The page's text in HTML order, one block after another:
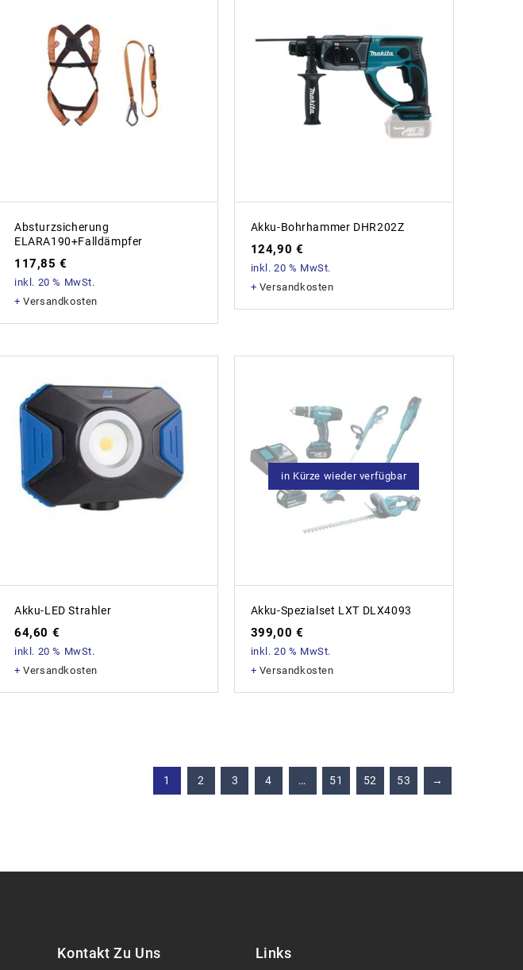
Absturzsicherung
ELARA190+Falldämpfer
117,85€
inkl. 20 % MwSt.
+Versandkosten
Akku-Bohrhammer DHR202Z
124,90 €
inkl. 20 % MwSt.
+ Versandkosten
Akku-LED Strahler
64,60 €
inkl. 20 % MwSt.
+Versandkosten
in Kürze wieder verfügbar
Akku-Spezialset LXT DLX4093
399,00 €
inkl. 20 % MwSt.
+ Versandkosten
1 2 3 4 … 51 52 53 →
Kontakt Zu Uns Links